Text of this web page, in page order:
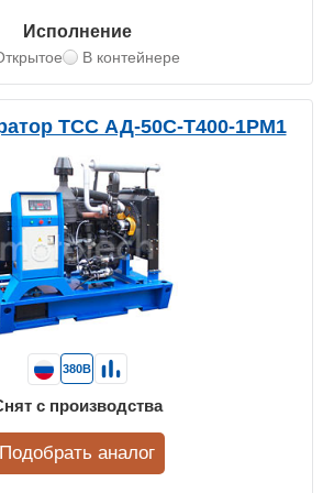
Исполнение
В контейнере
ТСС АД-50С-Т400-1РМ1
380В
с производства
Подобрать аналог